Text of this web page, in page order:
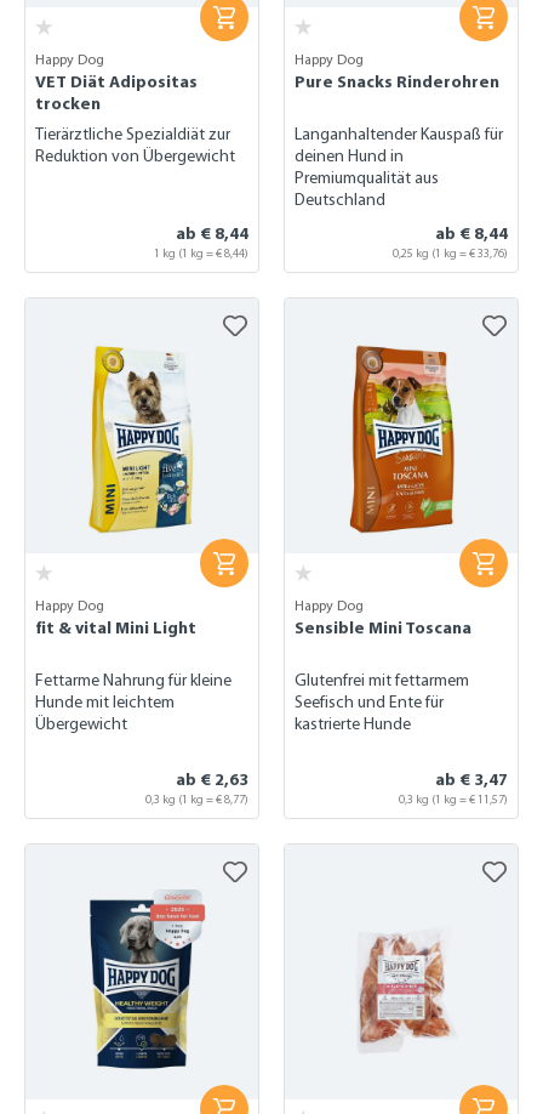
Happy Dog
VET Diät Adipositas
trocken
Tierärztliche Spezialdiät zur
Reduktion von Übergewicht
ab € 8,44
1 kg (1 kg = € 8,44)
Happy Dog
Pure Snacks Rinderohren
Langanhaltender Kauspaß für
deinen Hund in
Premiumqualität aus
Deutschland
ab € 8,44
0,25 kg (1 kg = € 33,76)
Happy Dog
fit & vital Mini Light
Fettarme Nahrung für kleine
Hunde mit leichtem
Übergewicht
ab € 2,63
0,3 kg (1 kg = € 8,77)
Happy Dog
Sensible Mini Toscana
Glutenfrei mit fettarmem
Seefisch und Ente für
kastrierte Hunde
ab € 3,47
0,3 kg (1 kg = € 11,57)